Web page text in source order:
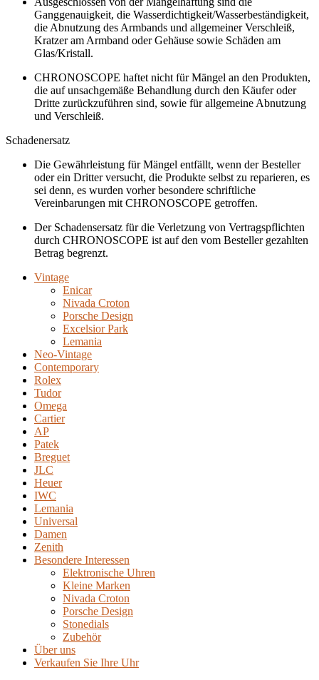
Ganggenauigkeit, die Wasserdichtigkeit/Wasserbeständigkeit,
die Abnutzung des Armbands und allgemeiner Verschleiß,
Kratzer am Armband oder Gehäuse sowie Schäden am
Glas/Kristall.
CHRONOSCOPE haftet nicht für Mängel an den Produkten,
die auf unsachgemäße Behandlung durch den Käufer oder
Dritte zurückzuführen sind, sowie für allgemeine Abnutzung
und Verschleiß.
Schadenersatz
Die Gewährleistung für Mängel entfällt, wenn der Besteller
oder ein Dritter versucht, die Produkte selbst zu reparieren, es
sei denn, es wurden vorher besondere schriftliche
Vereinbarungen mit CHRONOSCOPE getroffen.
Der Schadensersatz für die Verletzung von Vertragspflichten
durch CHRONOSCOPE ist auf den vom Besteller gezahlten
Betrag begrenzt.
Vintage
Enicar
Nivada Croton
Porsche Design
Excelsior Park
Lemania
Neo-Vintage
Contemporary
Rolex
Tudor
Omega
Cartier
AP
Patek
Breguet
JLC
Heuer
IWC
Lemania
Universal
Damen
Zenith
Besondere Interessen
Elektronische Uhren
Kleine Marken
Nivada Croton
Porsche Design
Stonedials
Zubehör
Über uns
Verkaufen Sie Ihre Uhr